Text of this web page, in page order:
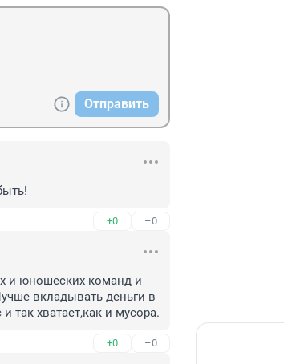
Отправить
+0 –0
и юношеских команд и
вкладывать деньги в
так хватает,как и мусора.
+0 –0